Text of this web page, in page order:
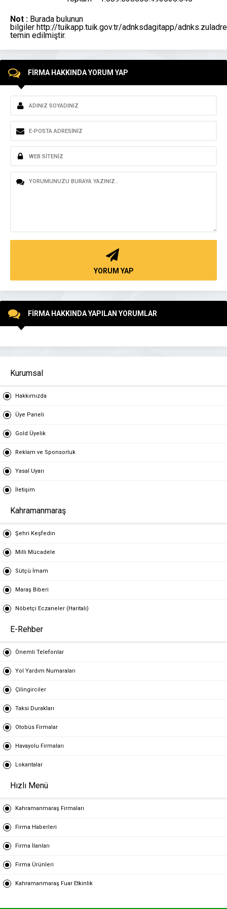
Not : Burada bulunun
bilgiler http://tuikapp.tuik.gov.tr/adnksdagitapp/adnks.zul
temin edilmiştir.
FİRMA HAKKINDA YORUM YAP
YORUM YAP
FİRMA HAKKINDA YAPILAN YORUMLAR
Kurumsal
Hakkımızda
Üye Paneli
Gold Üyelik
Reklam ve Sponsorluk
Yasal Uyarı
İletişim
Kahramanmaraş
Şehri Keşfedin
Milli Mücadele
Sütçü İmam
Maraş Biberi
Nöbetçi Eczaneler (Haritalı)
E-Rehber
Önemli Telefonlar
Yol Yardım Numaraları
Çilingirciler
Taksi Durakları
Otobüs Firmalar
Havayolu Firmaları
Lokantalar
Hızlı Menü
Kahramanmaraş Firmaları
Firma Haberleri
Firma İlanları
Firma Ürünleri
Kahramanmaraş Fuar Etkinlik